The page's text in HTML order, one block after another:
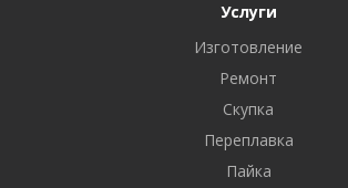
Услуги
Изготовление
Ремонт
Скупка
Переплавка
Пайка